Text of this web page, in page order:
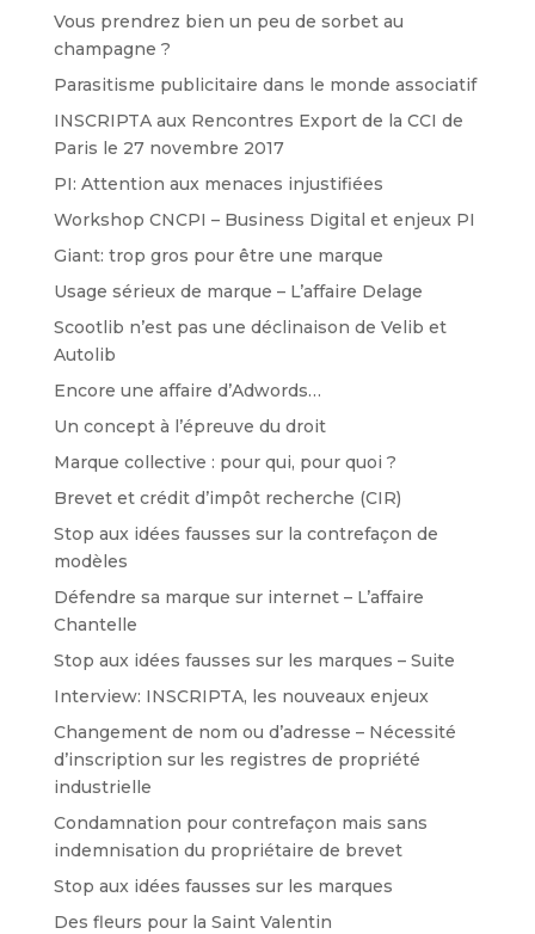
Vous prendrez bien un peu de sorbet au
champagne ?
Parasitisme publicitaire dans le monde associatif
INSCRIPTA aux Rencontres Export de la CCI de
Paris le 27 novembre 2017
PI: Attention aux menaces injustifiées
Workshop CNCPI – Business Digital et enjeux PI
Giant: trop gros pour être une marque
Usage sérieux de marque – L’affaire Delage
Scootlib n’est pas une déclinaison de Velib et
Autolib
Encore une affaire d’Adwords…
Un concept à l’épreuve du droit
Marque collective : pour qui, pour quoi ?
Brevet et crédit d’impôt recherche (CIR)
Stop aux idées fausses sur la contrefaçon de
modèles
Défendre sa marque sur internet – L’affaire
Chantelle
Stop aux idées fausses sur les marques – Suite
Interview: INSCRIPTA, les nouveaux enjeux
Changement de nom ou d’adresse – Nécessité
d’inscription sur les registres de propriété
industrielle
Condamnation pour contrefaçon mais sans
indemnisation du propriétaire de brevet
Stop aux idées fausses sur les marques
Des fleurs pour la Saint Valentin